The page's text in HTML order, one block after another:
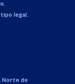
legal.
Norte de